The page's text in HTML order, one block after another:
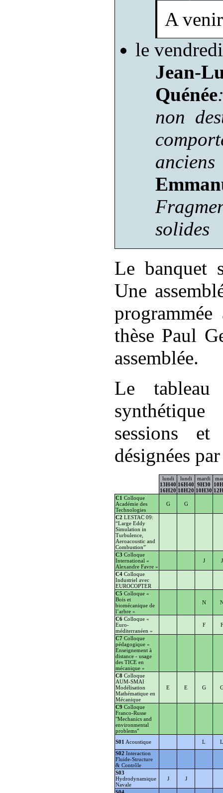
A venir
le
Jean-
Quénée
non
anciens
solides
Le banquet
Une
thèse Paul
assemblée.
Le tableau
sessions
désignées
lundi
13H40
16H20
lundi
16H40
18H20
mardi
9H30
10H30
C1 Colloque
Académie des
Technologies
G G
C2 LESTAC 09:
“Large Eddy
Simulation in
Turbulence,
Aeroacoustic and
Combustion”
C3 Colloque
International «
Alexandre Favre »
J J
C4 Colloque
Industriel avec
EUROCOPTER
C5 Colloque «
Bois et
biomécanique de
l’arbre »
N
C6 Colloque «
Euro-
méditerranéen »
F F
C7 Colloque
pédagogique «
Enseignement à
distance - usage
des TICE en
mécanique »
C8 Colloque
AUM-SMAI
Modélisation
Mathématique en
Mécanique
E E G
C9 Colloque
Franco-Russe
"Mechanics and
environmental
problems"
S01 Acoustique L
L
S02 Interaction
Fluide-Structure
& Contrôle
S03
Hydrodynamique
Navale
J J